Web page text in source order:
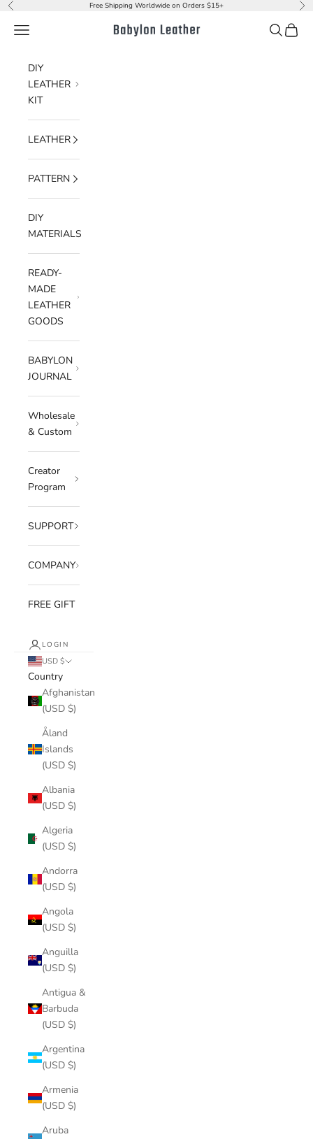
Skip to content
Previous Free Shipping Worldwide on Orders $15+
Babylon Leather
Navigation menu Search
Cart
DIY
LEATHER
KIT
LEATHER
PATTERN
DIY
MATERIALS
READY-
MADE
LEATHER
GOODS
BABYLON
JOURNAL
Wholesale
& Custom
Creator
Program
SUPPORT
COMPANY
FREE GIFT
LOGIN
USD $
Country
Afghanistan
(USD $)
Åland
Islands
(USD $)
Albania
(USD $)
Algeria
(USD $)
Andorra
(USD $)
Angola
(USD $)
Anguilla
(USD $)
Antigua &
Barbuda
(USD $)
Argentina
(USD $)
Armenia
(USD $)
Aruba